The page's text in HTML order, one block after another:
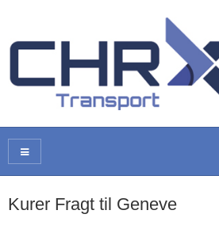
Kurer Fragt til Geneve